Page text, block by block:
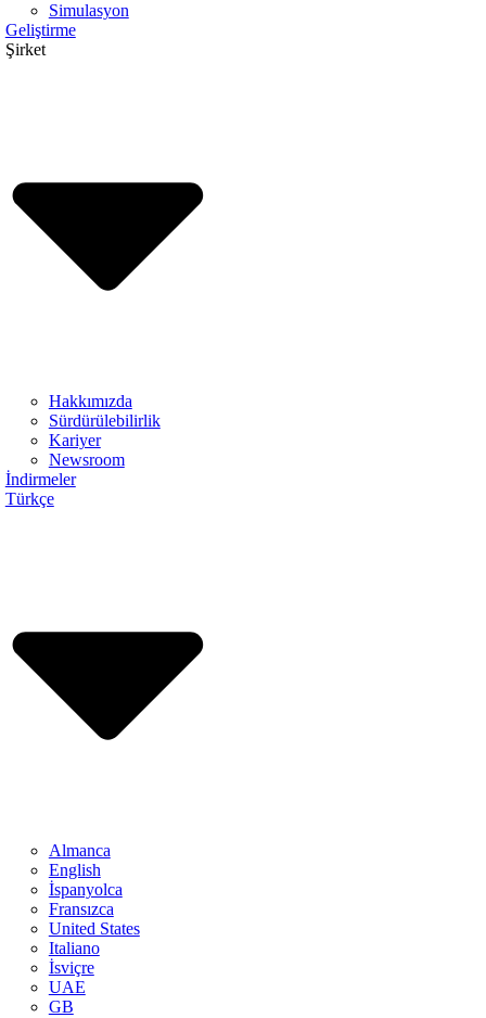
Simulasyon
Geliştirme
Şirket
Hakkımızda
Sürdürülebilirlik
Kariyer
Newsroom
İndirmeler
Türkçe
Almanca
English
İspanyolca
Fransızca
United States
Italiano
İsviçre
UAE
GB